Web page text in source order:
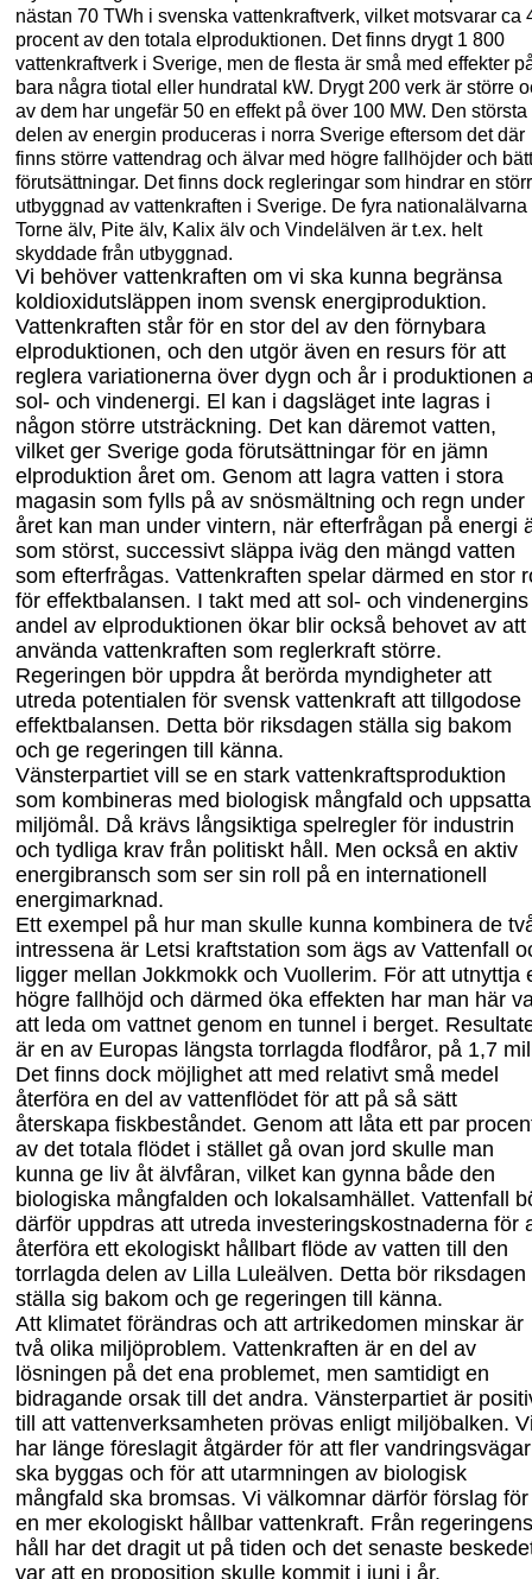
nästan 70 TWh i svenska vattenkraftverk, vilket motsvarar ca
procent av den totala elproduktionen. Det finns drygt 1 800
vattenkraftverk i Sverige, men de flesta är små med effekter
bara några tiotal eller hundratal kW. Drygt 200 verk är större
av dem har ungefär 50 en effekt på över 100 MW. Den största
delen av energin produceras i norra Sverige eftersom det där
finns större vattendrag och älvar med högre fallhöjder och
förutsättningar. Det finns dock regleringar som hindrar en
utbyggnad av vattenkraften i Sverige. De fyra nationalälvarna
Torne älv, Pite älv, Kalix älv och Vindelälven är t.ex. helt
skyddade från utbyggnad.
Vi behöver vattenkraften om vi ska kunna begränsa
koldioxidutsläppen inom svensk energiproduktion.
Vattenkraften står för en stor del av den förnybara
elproduktionen, och den utgör även en resurs för att
reglera variationerna över dygn och år i produktionen
sol- och vindenergi. El kan i dagsläget inte lagras i
någon större utsträckning. Det kan däremot vatten,
vilket ger Sverige goda förutsättningar för en jämn
elproduktion året om. Genom att lagra vatten i stora
magasin som fylls på av snösmältning och regn under
året kan man under vintern, när efterfrågan på energi
som störst, successivt släppa iväg den mängd vatten
som efterfrågas. Vattenkraften spelar därmed en stor
för effektbalansen. I takt med att sol- och vindenergins
andel av elproduktionen ökar blir också behovet av att
använda vattenkraften som reglerkraft större.
Regeringen bör uppdra åt berörda myndigheter att
utreda potentialen för svensk vattenkraft att tillgodose
effektbalansen. Detta bör riksdagen ställa sig bakom
och ge regeringen till
känna.
Vänsterpartiet vill se en stark vattenkraftsproduktion
som kombineras med biologisk mångfald och uppsatta
miljömål. Då krävs långsiktiga spelregler för industrin
och tydliga krav från politiskt håll. Men också en aktiv
energibransch som ser sin roll på en internationell
energimarknad.
Ett exempel på hur man skulle kunna kombinera de
intressena är Letsi kraftstation som ägs av Vattenfall
ligger mellan Jokkmokk och Vuollerim. För att utnyttja
högre fallhöjd och därmed öka effekten har man här
att leda om vattnet genom en tunnel i berget.
är en av Europas längsta torrlagda flodfåror, på 1,7
Det finns dock möjlighet att med relativt små medel
återföra en del av vattenflödet för att på så sätt
återskapa fiskbeståndet. Genom att låta ett par
av det totala flödet i stället gå ovan jord skulle man
kunna ge liv åt älvfåran, vilket kan gynna både den
biologiska mångfalden och lokalsamhället. Vattenfall
därför uppdras att utreda investeringskostnaderna för
återföra ett ekologiskt hållbart flöde av vatten till den
torrlagda delen av Lilla Luleälven. Detta bör riksdagen
ställa sig bakom och ge regeringen till
känna.
Att klimatet förändras och att artrikedomen minskar är
två olika miljöproblem. Vattenkraften är en del av
lösningen på det ena problemet, men samtidigt en
bidragande orsak till det andra. Vänsterpartiet är
till att vattenverksamheten prövas enligt miljöbalken.
har länge föreslagit åtgärder för att fler vandringsvägar
ska byggas och för att utarmningen av biologisk
mångfald ska bromsas. Vi välkomnar därför förslag för
en mer ekologiskt hållbar vattenkraft. Från regeringens
håll har det dragit ut på tiden och det senaste
var att en proposition skulle kommit i juni i år.